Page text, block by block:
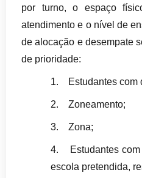
por turno, o espaço
atendimento e o nível de
de alocação e desempate
de prioridade:
1. Estudantes com
2. Zoneamento;
3. Zona;
4.
Estudantes
escola pretendida,